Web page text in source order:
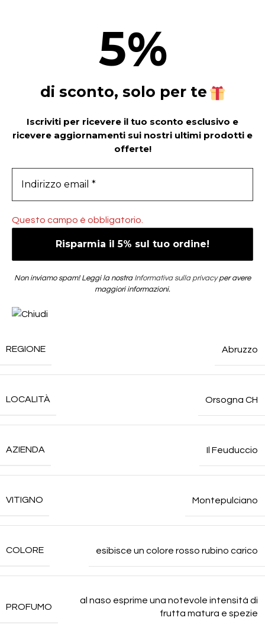
5%
di sconto, solo per te
Iscriviti per ricevere il tuo sconto esclusivo e
ricevere aggiornamenti sui nostri ultimi prodotti e
offerte!
Questo campo è obbligatorio.
Non inviamo spam! Leggi la nostra Informativa sulla privacyper avere
maggiori informazioni.
REGIONE Abruzzo
LOCALITÀ Orsogna CH
AZIENDA Il Feuduccio
VITIGNO Montepulciano
COLORE esibisce un colore rosso rubino carico
PROFUMO
al naso esprime una notevole intensità di
frutta matura e spezie